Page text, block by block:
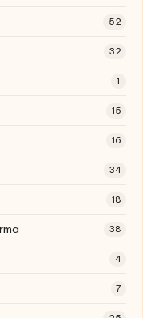
52
32
1
15
16
34
18
38
4
7